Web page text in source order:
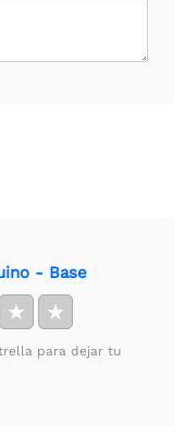
- Base
★ ★
para dejar tu